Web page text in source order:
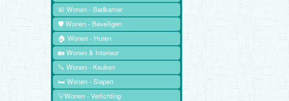
🛀 Wonen - Badkamer
🛡️ Wonen - Beveiligen
🏠 Wonen - Huren
🏡 Wonen & Interieur
🔪 Wonen - Keuken
🛏️ Wonen - Slapen
💡Wonen - Verlichting